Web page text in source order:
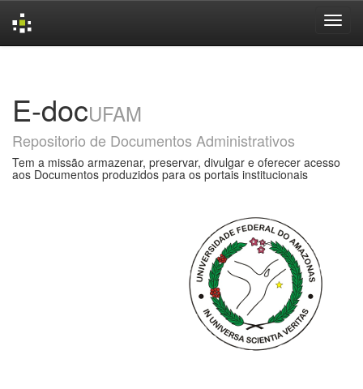
E-docUFAM
Repositorio de Documentos Administrativos
Tem a missão armazenar, preservar, divulgar e oferecer acesso
aos Documentos produzidos para os portais institucionais